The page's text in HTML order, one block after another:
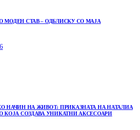
МОДЕН СТАВ – ОДБЛИСКУ СО МАЈА
НАЧИН НА ЖИВОТ: ПРИКАЗНАТА НА НАТАЛИА
КОЈА СОЗДАВА УНИКАТНИ АКСЕСОАРИ